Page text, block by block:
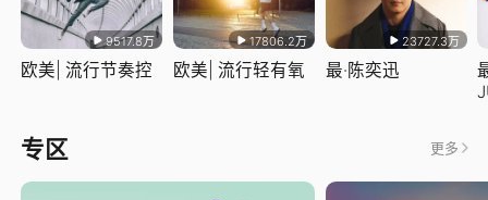
9517.8万
欧美| 流行节奏控
17806.2万
欧美| 流行轻有氧
23727.3万
最·陈奕迅
专区 更多